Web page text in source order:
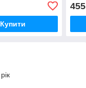
Купити
455